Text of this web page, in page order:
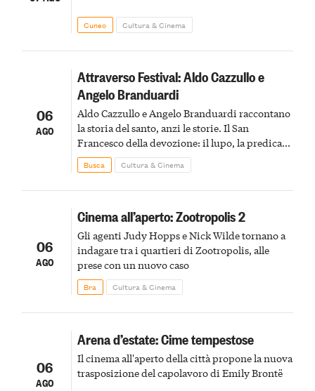
Cuneo Cultura & Cinema
06
AGO
Attraverso Festival: Aldo Cazzullo e
Angelo Branduardi
Aldo Cazzullo e Angelo Branduardi raccontano
la storia del santo, anzi le storie. Il San
Francesco della devozione: il lupo, la predica
agli uccelli, le stimmate
Busca Cultura & Cinema
06
AGO
Cinema all’aperto: Zootropolis 2
Gli agenti Judy Hopps e Nick Wilde tornano a
indagare tra i quartieri di Zootropolis, alle
prese con un nuovo caso
Bra Cultura & Cinema
06
AGO
Arena d’estate: Cime tempestose
Il cinema all'aperto della città propone la nuova
trasposizione del capolavoro di Emily Brontë